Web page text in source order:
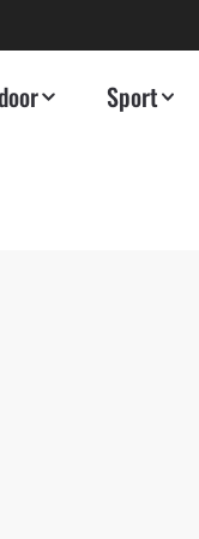
Sport